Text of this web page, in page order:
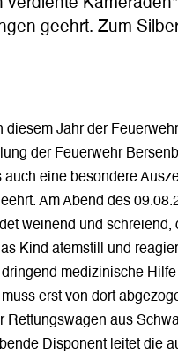
geehrt. Zum
diesem Jahr der
der Feuerwehr
eine besondere
Am Abend des
weinend und
Kind atemstill und
medizinische
erst von dort
Rettungswagen aus
Disponent leitet die